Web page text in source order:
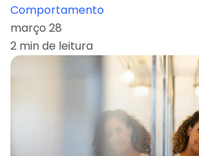
Comportamento
março 28
2 min de leitura